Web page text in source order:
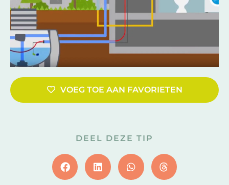
VOEG TOE AAN FAVORIETEN
DEEL DEZE TIP